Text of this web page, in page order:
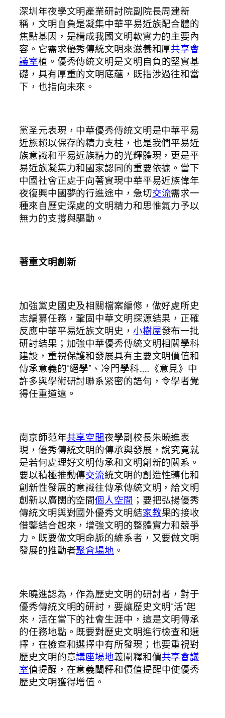
深圳年夜學文明產業研討院副院長周建新
稱，文明自負是凝集中華平易近族配合體的
焦點基因，是構成我國文明軟實力的主要內
容。它需求優秀傳統文明來滋養和厚共享會
議室植。優秀傳統文明是文明自負的堅實基
礎，具有厚重的文明底蘊，既指涉過往和當
下，也指向未來。
黨圣元表現，中華優秀傳統文明是中華平易
近族賴以保存的精力支柱，也是我們平易近
族意識和平易近族精力的光輝體現，更是平
易近族凝集力和國家認同的重要依據。當下
中國社會正處于向著實現中華平易近族偉年
夜復興中國夢的行進途中，急切交流需求一
種來自歷史深處的文明精力和思惟氣力予以
無力的支撐與驅動。
著重文明創新
加強黨史國史及相關檔案編修，做好處所史
志編纂任務，鞏固中華文明探源結果，正確
反應中華平易近族文明史， 小樹屋發布一批
研討結果；加強中華優秀傳統文明相關學科
建設，重視保護和發展具有主要文明價值和
傳承意義的“絕學”、冷門學科……《意見》中
許多與學術研討聯系緊密的語句，令學者覺
得任重道遠。
南京師范年共享空間夜學副校長朱曉進表
現，優秀傳統文明的傳承與發展，說究竟就
是若何處理好文明傳承和文明創新的關系。
要以積極推動傳交流統文明的創造性轉化和
創新性發展的意識往傳承傳統文明，給文明
創新以廣闊的空間個人空間 ；要把弘揚優秀
傳統文明與對國外優秀文明結家教果的接收
借鑒結合起來，增強文明的整體實力和競爭
力。既要做文明命脈的維系者，又要做文明
發展的推動者聚會場地 。
朱曉進認為，作為歷史文明的研討者，對于
優秀傳統文明的研討，要讓歷史文明“活”起
來，活在當下的社會生涯中，這是文明傳承
的任務地點。既要對歷史文明進行檢查和選
擇，在檢查和選擇中有所發現；也要重視對
歷史文明的意講座場地義闡釋和價共享會議
室值提醒，在意義闡釋和價值提醒中使優秀
歷史文明獲得增值。